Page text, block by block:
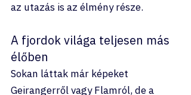
az utazás is az élmény része.
A fjordok világa teljesen más
élőben
Sokan láttak már képeket
Geirangerről vagy Flamról, de a